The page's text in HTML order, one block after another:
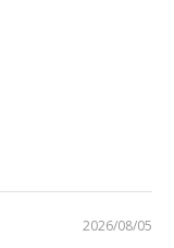
2026/08/05